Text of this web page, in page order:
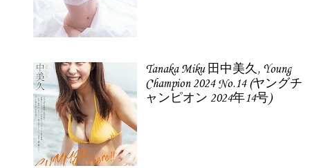
Tanaka Miku 田中美久, Young
Champion 2024 No.14 (ヤングチ
ャンピオン 2024年14号)